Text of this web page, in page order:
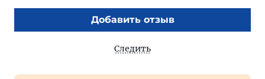
Добавить отзыв
Следить